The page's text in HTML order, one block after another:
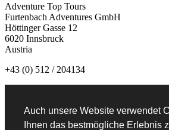
Auch unsere Website verwendet
Ihnen das bestmögliche Erlebnis
Adventure Top Tours
Furtenbach Adventures GmbH
Höttinger Gasse 12
6020 Innsbruck
Austria
+43 (0) 512 / 204134
Newsletteranmeldung: